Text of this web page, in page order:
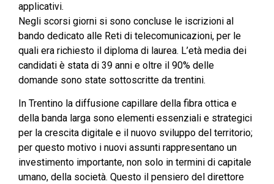
applicativi.
Negli scorsi giorni si sono concluse le iscrizioni al
bando dedicato alle Reti di telecomunicazioni, per le
quali era richiesto il diploma di laurea. L’età media dei
candidati è stata di 39 anni e oltre il 90% delle
domande sono state sottoscritte da trentini.
In Trentino la diffusione capillare della fibra ottica e
della banda larga sono elementi essenziali e strategici
per la crescita digitale e il nuovo sviluppo del territorio;
per questo motivo i nuovi assunti rappresentano un
investimento importante, non solo in termini di capitale
umano, della società. Questo il pensiero del direttore